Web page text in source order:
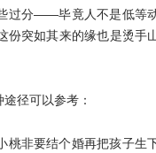
过分——毕竟人不是低等
份突如其来的缘也是烫手
径可以参考：
桃非要结个婚再把孩子生